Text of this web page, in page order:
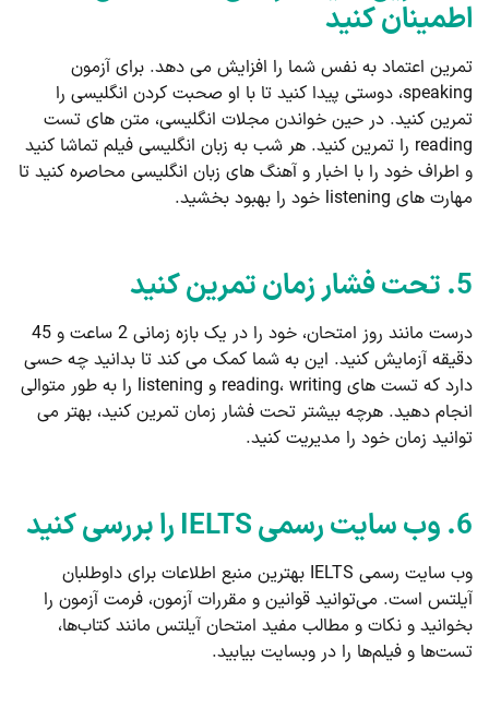
اطمینان کنید
تمرین اعتماد به نفس شما را افزایش می دهد. برای آزمون
speaking، دوستی پیدا کنید تا با او صحبت کردن انگلیسی را
تمرین کنید. در حین خواندن مجلات انگلیسی، متن های تست
reading را تمرین کنید. هر شب به زبان انگلیسی فیلم تماشا کنید
و اطراف خود را با اخبار و آهنگ های زبان انگلیسی محاصره کنید تا
مهارت های listening خود را بهبود بخشید.
5. تحت فشار زمان تمرین کنید
درست مانند روز امتحان، خود را در یک بازه زمانی 2 ساعت و 45
دقیقه آزمایش کنید. این به شما کمک می کند تا بدانید چه حسی
دارد که تست های reading، writing و listening را به طور متوالی
انجام دهید. هرچه بیشتر تحت فشار زمان تمرین کنید، بهتر می
توانید زمان خود را مدیریت کنید.
6. وب سایت رسمی IELTS را بررسی کنید
وب سایت رسمی IELTS بهترین منبع اطلاعات برای داوطلبان
آیلتس است. می‌توانید قوانین و مقررات آزمون، فرمت آزمون را
بخوانید و نکات و مطالب مفید امتحان آیلتس مانند کتاب‌ها،
تست‌ها و فیلم‌ها را در وبسایت بیابید.